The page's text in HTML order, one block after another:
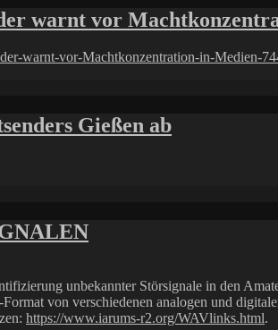
warnt vor
warnt-vor-Machtkonzentration-in-Medien-
Gießen ab
unbekannter Störsignale in den
von verschiedenen analogen und
https://www.iarums-r2.org/WAVlinks.html.